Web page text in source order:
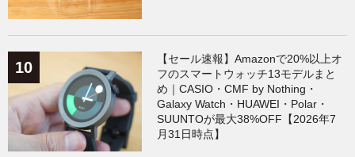
【セール速報】Amazonで20%以上オ
フのスマートウォッチ13モデルまと
め｜CASIO・CMF by Nothing・
Galaxy Watch・HUAWEI・Polar・
SUUNTOが最大38%OFF【2026年7
月31日時点】